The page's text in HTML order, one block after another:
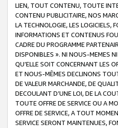
LIEN, TOUT CONTENU, TOUTE
CONTENU PUBLICITAIRE, NOS
LA TECHNOLOGIE, LES LOGICIELS,
INFORMATIONS ET CONTENUS
CADRE DU PROGRAMME
DISPONIBLES ». NI NOUS-MEMES
QU’ELLE SOIT CONCERNANT LES
ET NOUS-MÊMES DECLINONS
DE VALEUR MARCHANDE, DE
DECOULANT D’UNE LOI, DE LA
TOUTE OFFRE DE SERVICE OU A
OFFRE DE SERVICE, A TOUT
SERVICE SERONT MAINTENUES,